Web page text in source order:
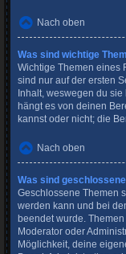
Nach oben
Was sind wichtige
Wichtige Themen eines
sind nur auf der ersten
Inhalt, weswegen du
hängt es von deinen
kannst oder nicht; die
Nach oben
Was sind
Geschlossene Themen
werden kann und bei
beendet wurde.
Moderator oder
Möglichkeit, deine